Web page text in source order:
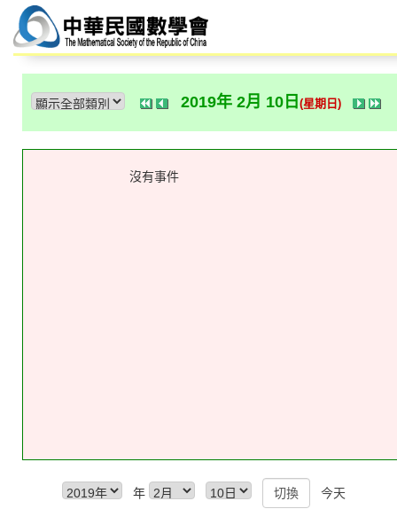
2019年 2月 10日 (星期日)
沒有事件
年
今天